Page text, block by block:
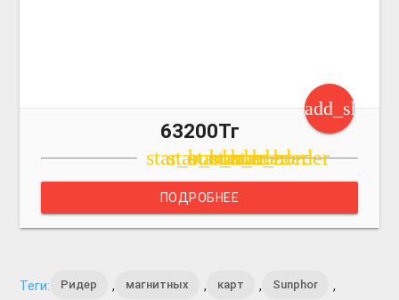
63200Тг
star_border
star_border
star_border
star_border
star_border
ПОДРОБНЕЕ
Теги: Ридер , магнитных , карт , Sunphor ,